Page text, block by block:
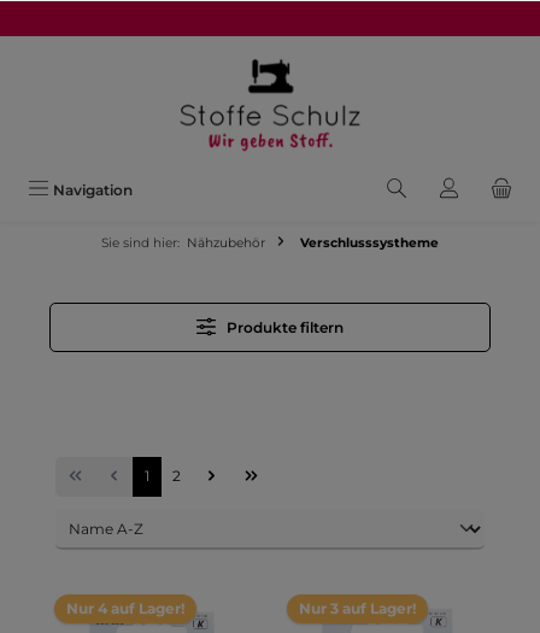
Navigation
Sie sind hier: Nähzubehör Verschlusssystheme
Produkte filtern
1 2
Nur 4 auf Lager! Nur 3 auf Lager!